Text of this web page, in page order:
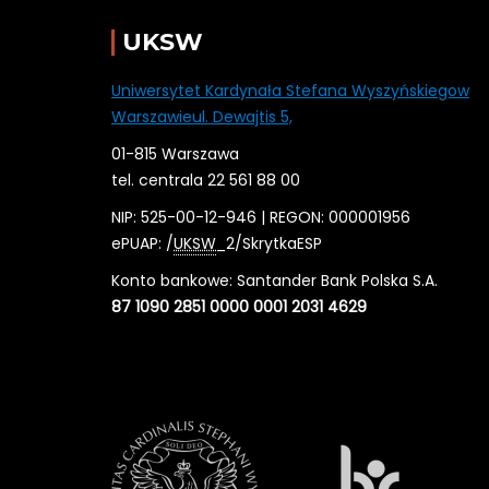
UKSW
Uniwersytet Kardynała Stefana Wyszyńskiegow
Warszawieul. Dewajtis 5,
01-815 Warszawa
tel. centrala 22 561 88 00
NIP: 525-00-12-946 | REGON: 000001956
ePUAP: /UKSW _2/SkrytkaESP
Konto bankowe: Santander Bank Polska S.A.
87 1090 2851 0000 0001 2031 4629